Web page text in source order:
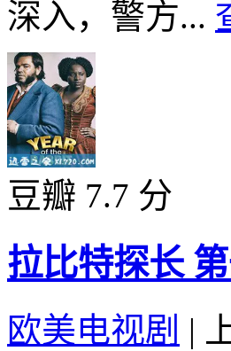
深入，警方...
豆瓣 7.7 分
拉比特探长
欧美电视剧 |